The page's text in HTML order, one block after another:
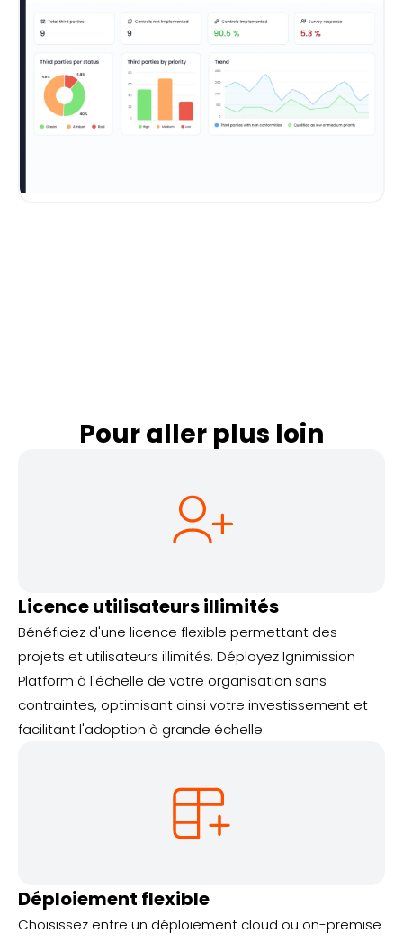
Pour aller plus loin
Licence utilisateurs illimités
Bénéficiez d'une licence flexible permettant des
projets et utilisateurs illimités. Déployez Ignimission
Platform à l'échelle de votre organisation sans
contraintes, optimisant ainsi votre investissement et
facilitant l'adoption à grande échelle.
Déploiement flexible
Choisissez entre un déploiement cloud ou on-premise